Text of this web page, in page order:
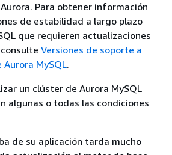
Para obtener información
de estabilidad a largo plazo
que requieren actualizaciones
Versiones de soporte a
Aurora MySQL.
un clúster de Aurora MySQL
algunas o todas las condiciones
de su aplicación tarda mucho